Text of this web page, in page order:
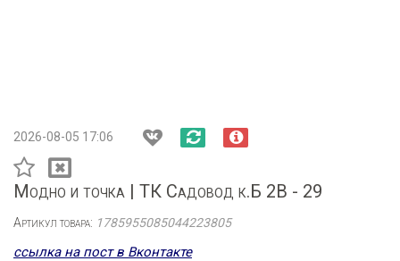
2026-08-05 17:06
Модно и точка | ТК Садовод к.Б 2В - 29
Артикул товара: 1785955085044223805
ссылка на пост в Вконтакте